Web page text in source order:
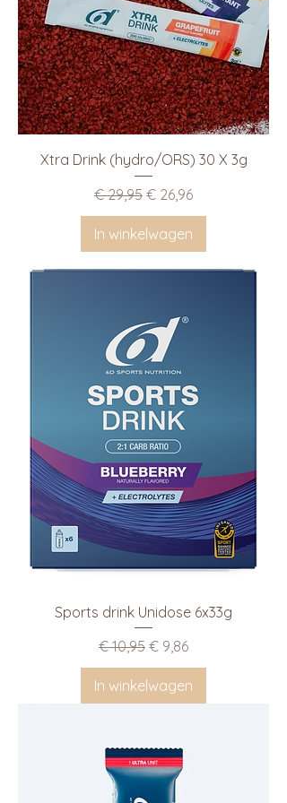
Xtra Drink (hydro/ORS) 30 X 3g
Normale prijs
€ 29,95 Verkoopprijs
€ 26,96
In winkelwagen
Sports drink Unidose 6x33g
Normale prijs
€ 10,95 Verkoopprijs
€ 9,86
In winkelwagen